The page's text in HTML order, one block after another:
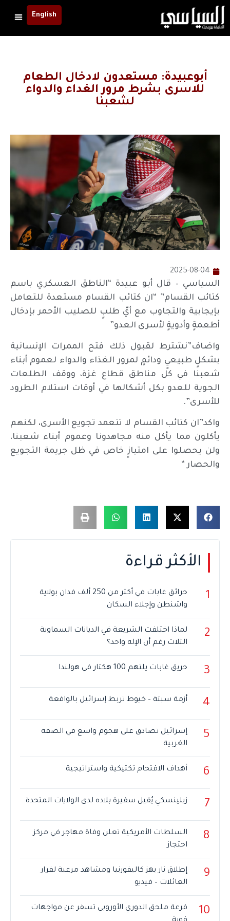
English
أبوعبيدة: مستعدون لادخال الطعام
للاسرى بشرط مرور الغداء والدواء
لشعبنا
2025-08-04
السياسي – قال أبو عبيدة “الناطق العسكري باسم
كتائب القسام” “ان كتائب القسام مستعدة للتعامل
بإيجابية والتجاوب مع أيّ طلبٍ للصليب الأحمر بإدخال
أطعمةٍ وأدويةٍ لأسرى العدو”
واضاف”نشترط لقبول ذلك فتح الممرات الإنسانية
بشكلٍ طبيعيٍ ودائمٍ لمرور الغذاء والدواء لعموم أبناء
شعبنا في كل مناطق قطاع غزة، ووقف الطلعات
الجوية للعدو بكل أشكالها في أوقات استلام الطرود
للأسرى”.
واكد”ان كتائب القسام لا تتعمد تجويع الأسرى، لكنهم
يأكلون مما يأكل منه مجاهدونا وعموم أبناء شعبنا،
ولن يحصلوا على امتيازٍ خاص في ظل جريمة التجويع
والحصار “
الأكثر قراءة
1
حرائق غابات في أكثر من 250 ألف فدان بولاية
واشنطن وإجلاء السكان
2
لماذا اختلفت الشريعة في الديانات السماوية
الثلاث رغم أن الإله واحد؟
3 حريق غابات يلتهم 100 هكتار في هولندا
4 أزمة سبتة – خيوط تربط إسرائيل بالواقعة
5
إسرائيل تصادق على هجوم واسع في الضفة
الغربية
6 أهداف الاقتحام تكتيكية واستراتيجية
7 زيلينسكي يُقيل سفيرة بلاده لدى الولايات المتحدة
8
السلطات الأمريكية تعلن وفاة مهاجر في مركز
احتجاز
9
إطلاق نار يهز كاليفورنيا ومشاهد مرعبة لفرار
العائلات – فيديو
10
قرعة ملحق الدوري الأوروبي تسفر عن مواجهات